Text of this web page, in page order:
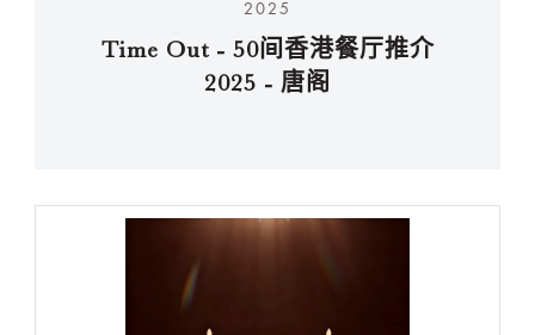
2025
Time Out - 50间香港餐厅推介
2025 - 唐阁